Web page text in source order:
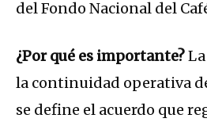
del Fondo Nacional del
¿Por qué es importante?
la continuidad operativa
se define el acuerdo que